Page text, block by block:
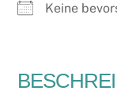
Keine